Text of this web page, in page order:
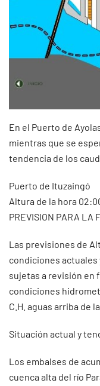
En el Puerto de
mientras que se
tendencia de los
Puerto de Ituzaingó
Altura de la hora
PREVISION PARA LA
Las previsiones de
condiciones
sujetas a revisión en
condiciones
C.H. aguas arriba de la
Situación actual y
Los embalses de
cuenca alta del río